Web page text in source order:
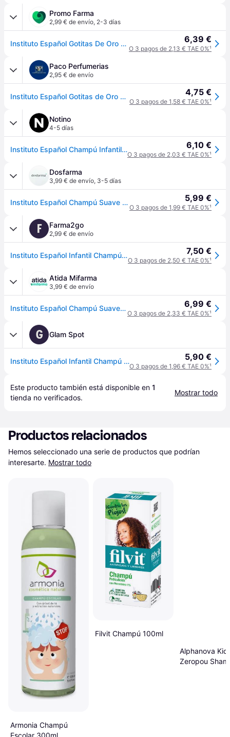
Promo Farma
2,99 € de envío, 2-3 días
Instituto Español Gotitas De Oro Shampoo Infantil Anti-Lice 50 6,39 €
O 3 pagos de 2,13 € TAE 0%¹
Paco Perfumerias
2,95 € de envío
Instituto Español Gotitas de Oro Champú Infantil // Precio, Comprar - n/a 4,75 €
O 3 pagos de 1,58 € TAE 0%¹
Notino
4-5 días
Instituto Español Champú Infantil champú antipiojos 500 ml 6,10 €
O 3 pagos de 2,03 € TAE 0%¹
Dosfarma
3,99 € de envío, 3-5 días
Instituto Español Champú Suave Antipiojos 500ml 5,99 €
O 3 pagos de 1,99 € TAE 0%¹
F Farma2go
2,99 € de envío
Instituto Español Infantil Champú Prevención Piojos Niños 500 ml 7,50 €
O 3 pagos de 2,50 € TAE 0%¹
Atida Mifarma
3,99 € de envío
Instituto Español Champú Suave Antipiojos 500 ml 6,99 €
O 3 pagos de 2,33 € TAE 0%¹
G Glam Spot
Instituto Español Infantil Champú Prevención Piojos 500ml 5,90 €
O 3 pagos de 1,96 € TAE 0%¹
Este producto también está disponible en 1
tienda no verificados.
Mostrar todo
Productos relacionados
Hemos seleccionado una serie de productos que podrían
interesarte. Mostrar todo
Armonia Champú
Escolar 300ml
Filvit Champú 100ml
Alphanova
Zeropou